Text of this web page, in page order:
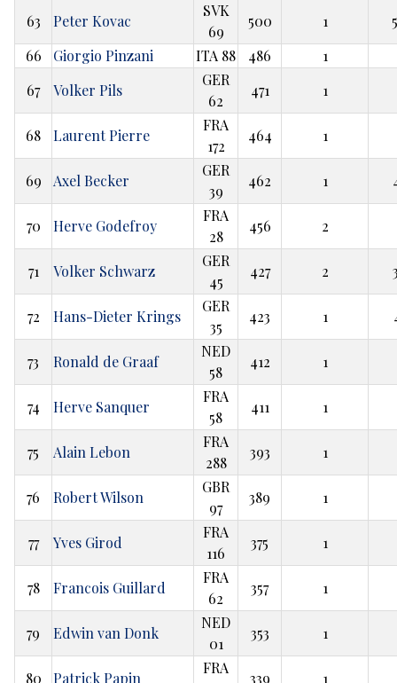
63 Peter Kovac
SVK
69
500 1
66
Giorgio Pinzani ITA 88 486
1
67
Volker Pils
GER
62
471 1
68 Laurent Pierre
FRA
172
464 1
69 Axel Becker
GER
39
462 1
70 Herve Godefroy
FRA
28
456 2
71 Volker Schwarz
GER
45
427 2
72 Hans-Dieter Krings
GER
35
423 1
73 Ronald de Graaf
NED
58
412 1
74 Herve Sanquer
FRA
58
411 1
75 Alain Lebon
FRA
288
393 1
76 Robert Wilson
GBR
97
389 1
77 Yves Girod
FRA
116
375 1
78 Francois Guillard
FRA
62
357 1
79 Edwin van Donk
NED
01
353 1
80 Patrick Papin
FRA
339
1